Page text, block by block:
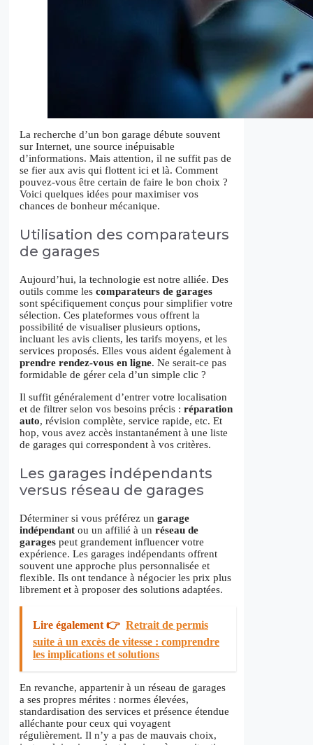
La recherche d’un bon garage débute souvent
sur Internet, une source inépuisable
d’informations. Mais attention, il ne suffit pas de
se fier aux avis qui flottent ici et là. Comment
pouvez-vous être certain de faire le bon choix ?
Voici quelques idées pour maximiser vos
chances de bonheur mécanique.
Utilisation des comparateurs
de garages
Aujourd’hui, la technologie est notre alliée. Des
outils comme les comparateurs de garages
sont spécifiquement conçus pour simplifier votre
sélection. Ces plateformes vous offrent la
possibilité de visualiser plusieurs options,
incluant les avis clients, les tarifs moyens, et les
services proposés. Elles vous aident également à
prendre rendez-vous en ligne. Ne serait-ce pas
formidable de gérer cela d’un simple clic ?
Il suffit généralement d’entrer votre localisation
et de filtrer selon vos besoins précis : réparation
auto, révision complète, service rapide, etc. Et
hop, vous avez accès instantanément à une liste
de garages qui correspondent à vos critères.
Les garages indépendants
versus réseau de garages
Déterminer si vous préférez un garage
indépendant ou un affilié à un réseau de
garages peut grandement influencer votre
expérience. Les garages indépendants offrent
souvent une approche plus personnalisée et
flexible. Ils ont tendance à négocier les prix plus
librement et à proposer des solutions adaptées.
Lire également 👉 Retrait de permis
suite à un excès de vitesse : comprendre
les implications et solutions
En revanche, appartenir à un réseau de garages
a ses propres mérites : normes élevées,
standardisation des services et présence étendue
alléchante pour ceux qui voyagent
régulièrement. Il n’y a pas de mauvais choix,